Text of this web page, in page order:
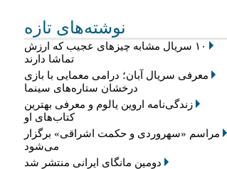
نوشته‌های تازه
۱۰ سریال مشابه چیزهای عجیب که ارزش
تماشا دارند
معرفی سریال آبان؛ درامی معمایی با بازی
درخشان ستاره‌های سینما
زندگی‌نامه اروین یالوم و معرفی بهترین
کتاب‌های او
مراسم «سهروردی و حکمت اشراقی» برگزار
می‌شود
دومین مانگای ایرانی منتشر شد